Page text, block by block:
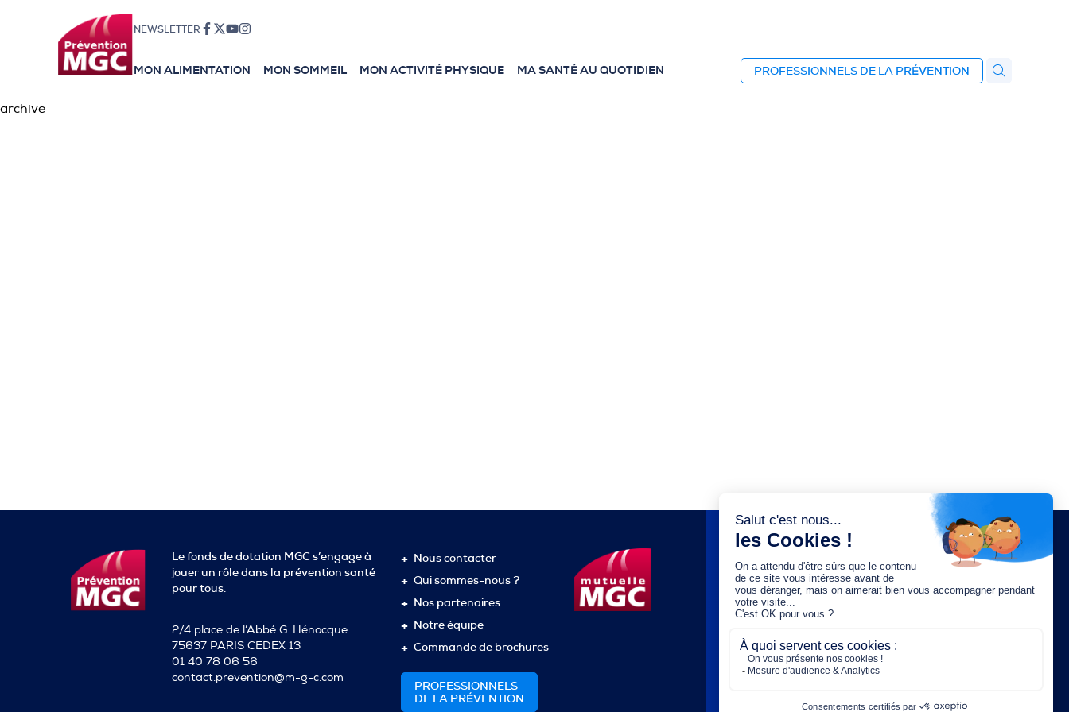
NEWSLETTER
MON ALIMENTATION MON SOMMEIL MON ACTIVITÉ PHYSIQUE MA SANTÉ AU QUOTIDIEN PROFESSIONNELS DE LA PRÉVENTION
archive
Le fonds de dotation MGC s’engage à
jouer un rôle dans la prévention santé
pour tous.
2/4 place de l’Abbé G. Hénocque
75637 PARIS CEDEX 13
01 40 78 06 56
contact.prevention@m-g-c.com
Nous contacter
Qui sommes-nous ?
Nos partenaires
Notre équipe
Commande de brochures
PROFESSIONNELS
DE LA PRÉVENTION
Saisissez votre adresse e-mail :
Rejoignez-nous :